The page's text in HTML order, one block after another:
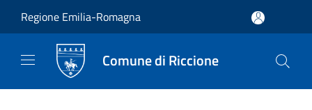
Regione Emilia-Romagna
Comune di Riccione